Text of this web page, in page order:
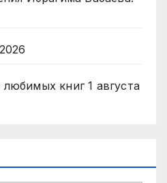
любимых книг 1 августа